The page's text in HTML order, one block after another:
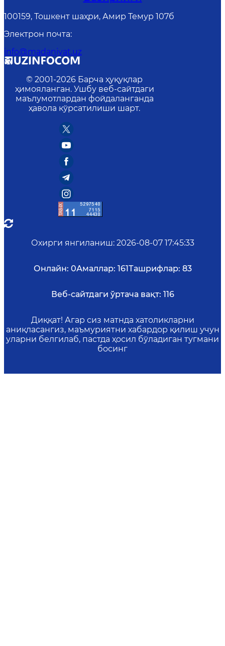
100159, Тошкент шаҳри, Амир Темур 107б
Электрон почта:
info@madaniyat.uz
© 2001-2026 Барча ҳуқуқлар
ҳимояланган. Ушбу веб-сайтдаги
маълумотлардан фойдаланганда
ҳавола кўрсатилиши шарт.
Охирги янгиланиш: 2026-08-07 17:45:33
Онлайн: 0Амаллар: 161Ташрифлар: 83
Веб-сайтдаги ўртача вақт: 116
Диққат! Агар сиз матнда хатоликларни
аниқласангиз, маъмуриятни хабардор қилиш учун
уларни белгилаб, пастда ҳосил бўладиган тугмани
босинг